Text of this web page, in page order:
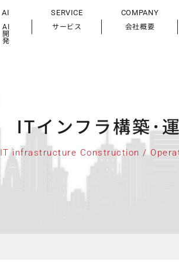
AI
AI
開
発
SERVICE
サービス
COMPANY
会社概要
ITインフラ構築･
IT infrastructure Construction /